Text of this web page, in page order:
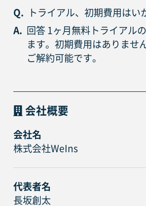
Q.
トライアル、初期費用はい
A.
回答 1ヶ月無料トライアル
ます。初期費用はありませ
ご解約可能です。
会社概要
会社名
株式会社WeIns
代表者名
長坂創太